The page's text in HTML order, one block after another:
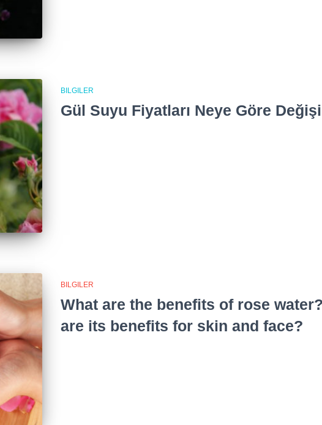
BILGILER
Gül Suyu Fiyatları Neye Göre
BILGILER
What are the benefits of rose
are its benefits for skin and face?